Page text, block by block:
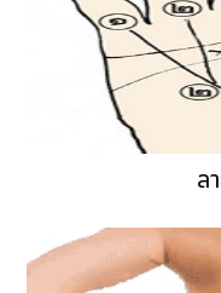
ล